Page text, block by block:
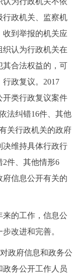
行政机关、监察机
收到举报的机关应
织认为行政机关在
其合法权益的，可
政复议。2017
开类行政复议案件
法纠错16件、其他
关行政机关的政府
决维持具体行政行
2件、其他情形6
府信息公开有关的
的工作，信息公
改进和完善。
政府信息和政务公
务公开工作人员